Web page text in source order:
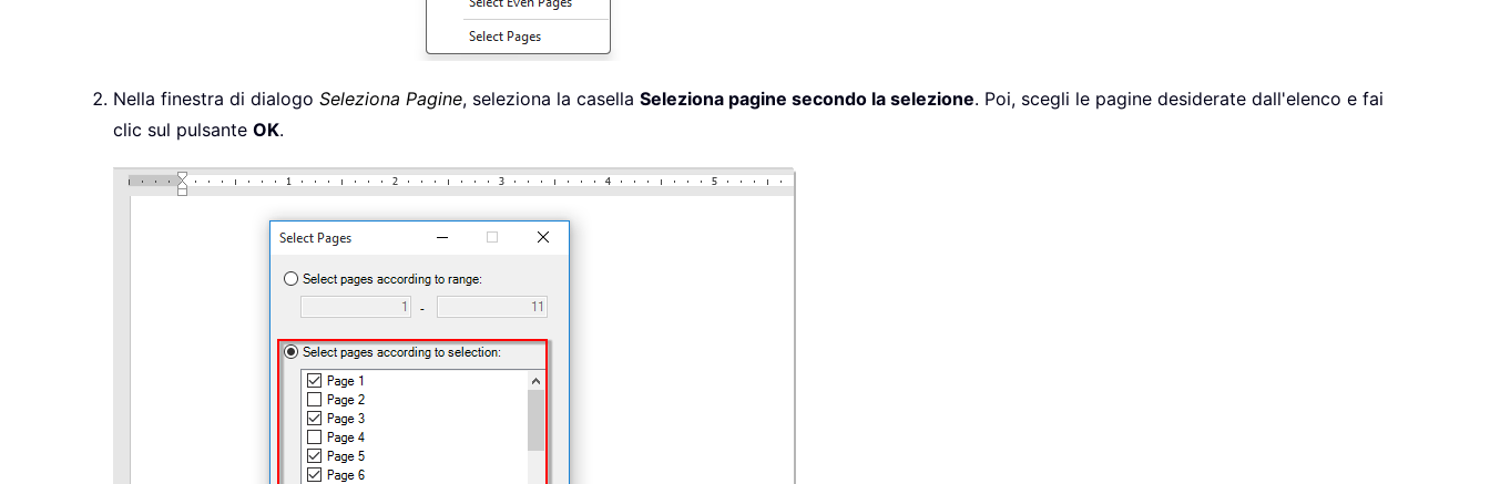
Nella finestra di dialogo Seleziona Pagine, seleziona la casella Seleziona pagine secondo la selezione. Poi, scegli le pagine desiderate dall'elenco e fai
clic sul pulsante OK.